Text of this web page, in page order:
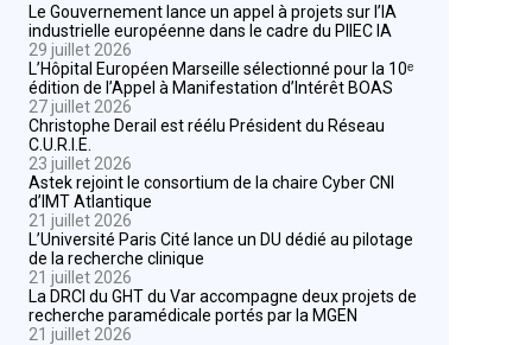
Le Gouvernement lance un appel à projets sur l’IA
industrielle européenne dans le cadre du PIIEC IA
29 juillet 2026
L’Hôpital Européen Marseille sélectionné pour la 10ᵉ
édition de l’Appel à Manifestation d’Intérêt BOAS
27 juillet 2026
Christophe Derail est réélu Président du Réseau
C.U.R.I.E.
23 juillet 2026
Astek rejoint le consortium de la chaire Cyber CNI
d’IMT Atlantique
21 juillet 2026
L’Université Paris Cité lance un DU dédié au pilotage
de la recherche clinique
21 juillet 2026
La DRCI du GHT du Var accompagne deux projets de
recherche paramédicale portés par la MGEN
21 juillet 2026